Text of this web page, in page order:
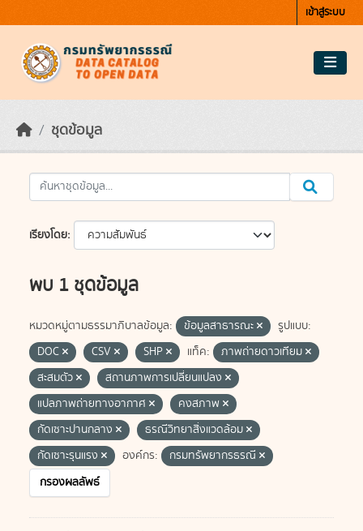
เข้าสู่ระบบ
ชุดข้อมูล
เรียงโดย
พบ 1 ชุดข้อมูล
หมวดหมู่ตามธรรมาภิบาลข้อมูล: ข้อมูลสาธารณะ
รูปแบบ:
DOC
CSV SHP แท็ค:
ภาพถ่ายดาวเทียม
สะสมตัว
สถานภาพการเปลี่ยนแปลง
แปลภาพถ่ายทางอากาศ
คงสภาพ
กัดเซาะปานกลาง
ธรณีวิทยาสิ่งแวดล้อม
กัดเซาะรุนแรง
องค์กร:
กรมทรัพยากรธรณี
กรองผลลัพธ์